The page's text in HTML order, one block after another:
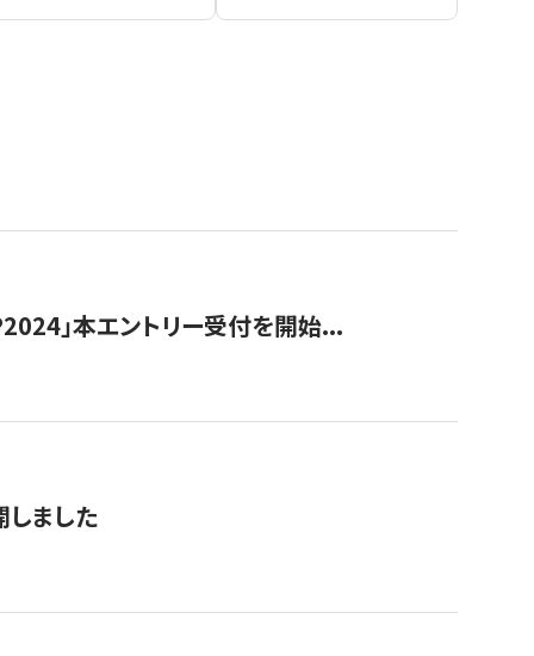
」本エントリー受付を開始...
しました